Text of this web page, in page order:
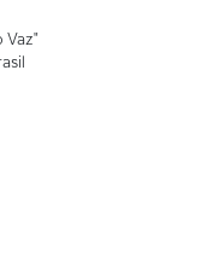
Vaz"